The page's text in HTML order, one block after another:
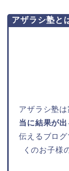
アザラシ塾と
アザラシ塾
当に結果が
伝えるブロ
くのお子様